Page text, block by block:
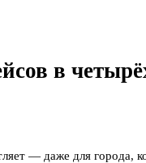
в
— даже для города,